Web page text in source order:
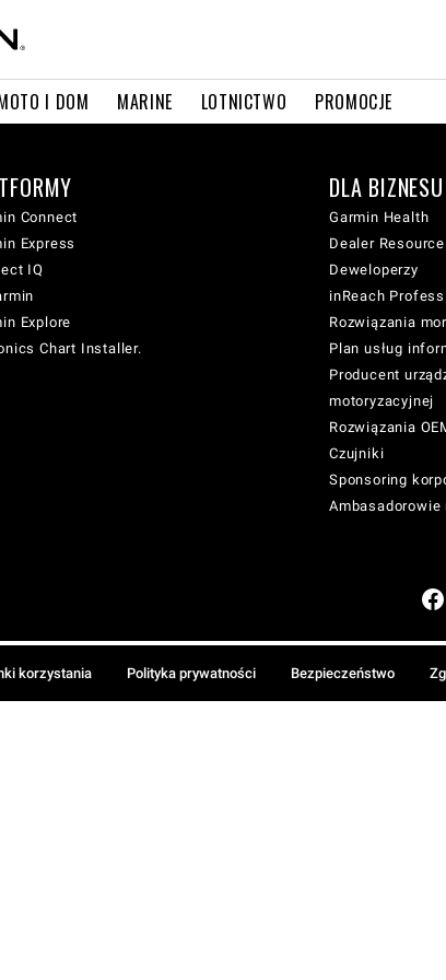
I DOM MARINE LOTNICTWO PROMOCJE
Connect
Express
IQ
Explore
Chart Installer.
DLA BIZNESU
Garmin Health
Dealer
Deweloperzy
inReach
Rozwiązania
Plan usług
Producent
motoryzacyjnej
Rozwiązania
Czujniki
Sponsoring
Ambasadorowie
korzystania Polityka prywatności Bezpieczeństwo